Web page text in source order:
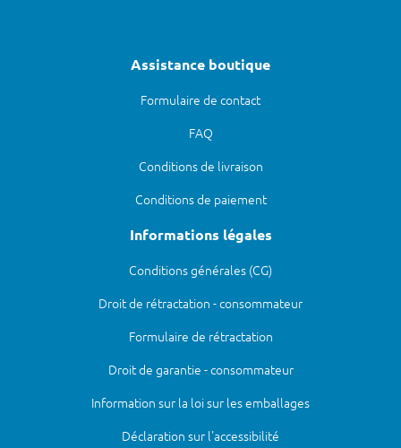
Assistance boutique
Formulaire de contact
FAQ
Conditions de livraison
Conditions de paiement
Informations légales
Conditions générales (CG)
Droit de rétractation - consommateur
Formulaire de rétractation
Droit de garantie - consommateur
Information sur la loi sur les emballages
Déclaration sur l'accessibilité